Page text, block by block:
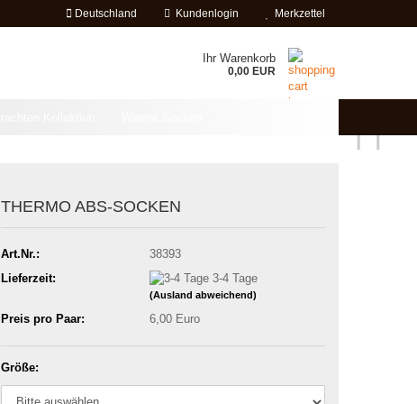
Deutschland Kundenlogin Merkzettel
Ihr Warenkorb
0,00 EUR
THERMO ABS-SOCKEN
Art.Nr.:
38393
Lieferzeit:
3-4 Tage
(Ausland abweichend)
Preis pro Paar: 6,00 Euro
Größe: